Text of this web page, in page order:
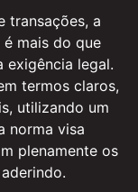
transações, a
mais do que
exigência legal.
termos claros,
utilizando um
norma visa
plenamente os